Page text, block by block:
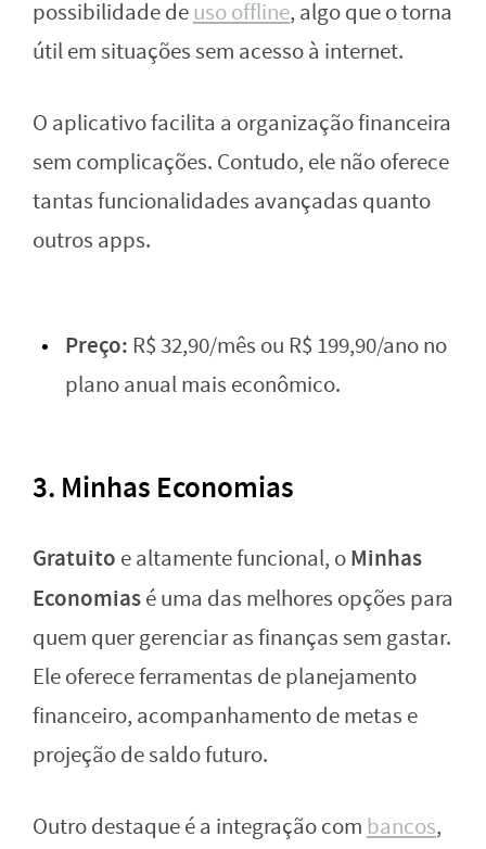
possibilidade deuso offline, algo que o torna
útil em situações sem acesso à internet.
O aplicativo facilita a organização financeira
sem complicações. Contudo, ele não oferece
tantas funcionalidades avançadas quanto
outros apps.
Preço: R$ 32,90/mês ou R$ 199,90/ano no
plano anual mais econômico.
3. Minhas Economias
Gratuito e altamente funcional, oMinhas
Economiasé uma das melhores opções para
quem quer gerenciar as finanças sem gastar.
Ele oferece ferramentas de planejamento
financeiro, acompanhamento de metas e
projeção de saldo futuro.
Outro destaque é a integração com bancos,